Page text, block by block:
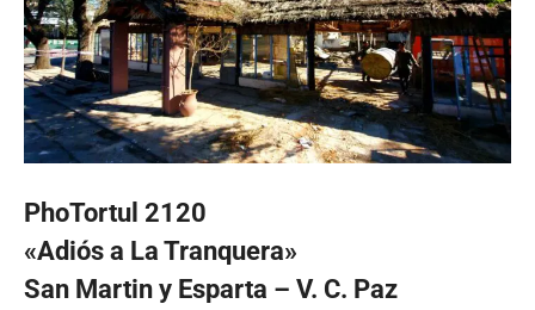
PhoTortul 2120
«Adiós a La Tranquera»
San Martin y Esparta – V. C. Paz